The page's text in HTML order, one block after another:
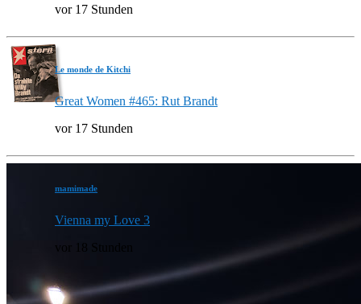
vor 17 Stunden
Le monde de Kitchi
Great Women #465: Rut Brandt
vor 17 Stunden
mamimade
Vienna my Love 3
vor 18 Stunden